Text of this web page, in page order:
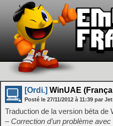
[Ordi.] WinUAE
Posté le 27/11/2012 à 11:39 par
Traduction de la version béta de
– Correction d’un problème